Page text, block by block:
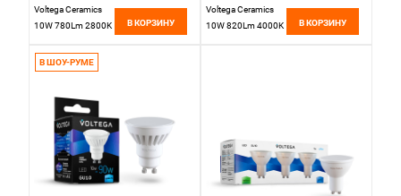
Voltega Ceramics
10W 780Lm 2800K
В КОРЗИНУ
Voltega Ceramics
10W 820Lm 4000K
В КОРЗИНУ
В ШОУ-РУМЕ